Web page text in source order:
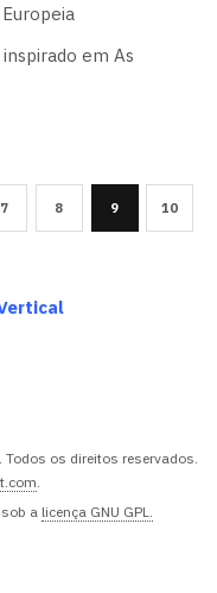
em As
7 8 9 10
os direitos reservados.
.
a licença GNU GPL.